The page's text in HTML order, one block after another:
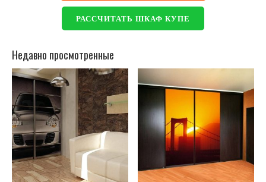
РАССЧИТАТЬ ШКАФ КУПЕ
Недавно просмотренные